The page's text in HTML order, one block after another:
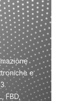
e
FBD,